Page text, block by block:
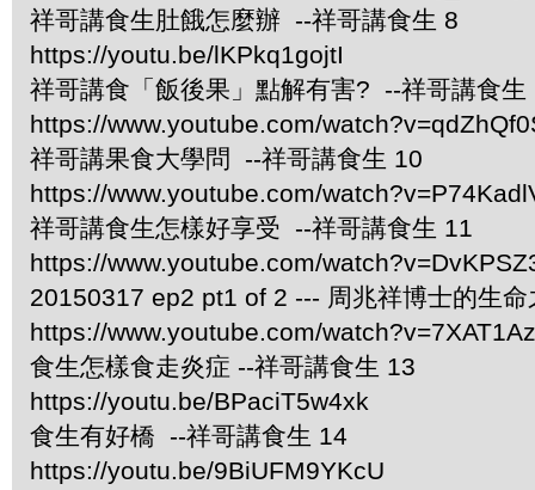
祥哥講食生肚餓怎麼辦 --祥哥講食生 8
https://youtu.be/lKPkq1gojtI
祥哥講食「飯後果」點解有害? --祥哥講食生
https://www.youtube.com/
祥哥講果食大學問 --祥哥講食生 10
https://www.youtube.com/
祥哥講食生怎樣好享受 --祥哥講食生 11
https://www.youtube.com/
20150317 ep2 pt1 of 2 --- 周兆祥博士的生
https://www.youtube.com/
食生怎樣食走炎症 --祥哥講食生 13
https://youtu.be/BPaciT5w4xk
食生有好橋 --祥哥講食生 14
https://youtu.be/9BiUFM9YKcU